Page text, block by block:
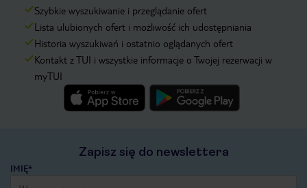
Szybkie wyszukiwanie i przeglądanie ofert
Lista ulubionych ofert i możliwość ich udostępniania
Historia wyszukiwań i ostatnio oglądanych ofert
Kontakt z TUI i wszystkie informacje o Twojej rezerwacji w
myTUI
Zapisz się do newslettera
IMIĘ*